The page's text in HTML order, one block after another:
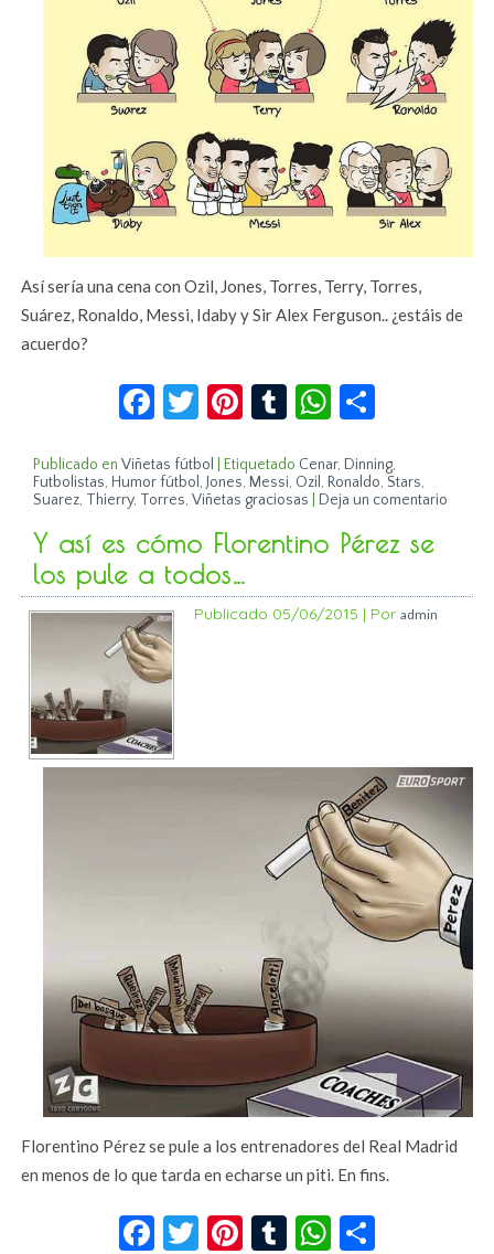
Así sería una cena con Ozil, Jones, Torres, Terry, Torres,
Suárez, Ronaldo, Messi, Idaby y Sir Alex Ferguson.. ¿estáis de
acuerdo?
Facebook
Twitter
Pinterest
TumblrWhatsApp
Publicado en Viñetas fútbol Etiquetado Cenar, Dinning,
Futbolistas, Humor fútbol,Jones, Messi, Ozil, Ronaldo, Stars,
Suarez, Thierry, Torres,Viñetas graciosas Deja un comentario
Y así es cómo Florentino Pérez se
los pule a todos…
Publicado 05/06/2015 | Por admin
Florentino Pérez se pule a los entrenadores del Real Madrid
en menos de lo que tarda en echarse un piti. En fins.
Facebook
Twitter
Pinterest
TumblrWhatsApp